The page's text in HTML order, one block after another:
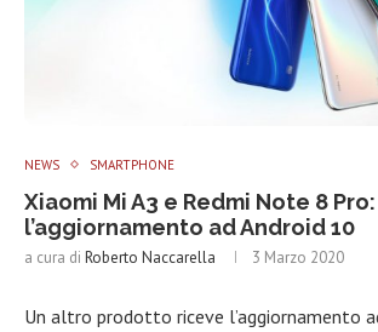
NEWS SMARTPHONE
Xiaomi Mi A3 e Redmi Note 8
l’aggiornamento ad Android 10
a cura di Roberto Naccarella 3 Marzo 2020
Un altro prodotto riceve l’aggiornamento